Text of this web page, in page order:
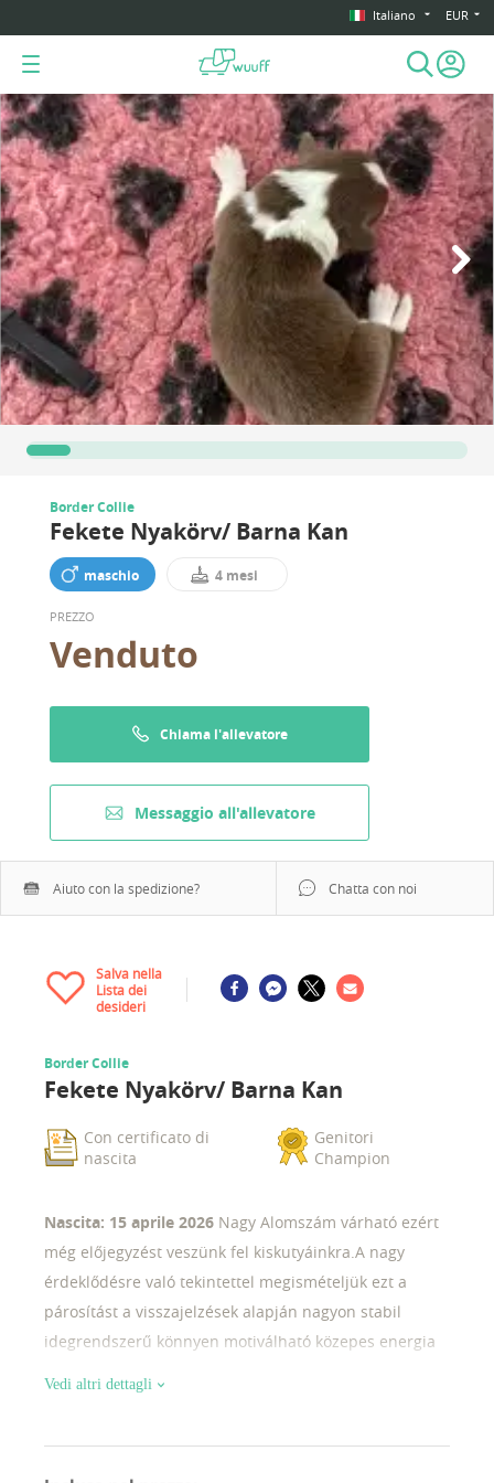
Italiano EUR
Border Collie
Fekete Nyakörv/ Barna Kan
maschio 4 mesi
PREZZO
Venduto
Chiama l'allevatore
Messaggio all'allevatore
Aiuto con la spedizione? Chatta con noi
Salva nella
Lista dei
desideri
Border Collie
Fekete Nyakörv/ Barna Kan
Con certificato di
nascita
Genitori
Champion
Nascita: 15 aprile 2026 Nagy Alomszám várható ezért
még előjegyzést veszünk fel kiskutyáinkra.A nagy
érdeklődésre való tekintettel megismételjük ezt a
párosítást a visszajelzések alapján nagyon stabil
idegrendszerű könnyen motiválható közepes energia
Vedi altri dettagli